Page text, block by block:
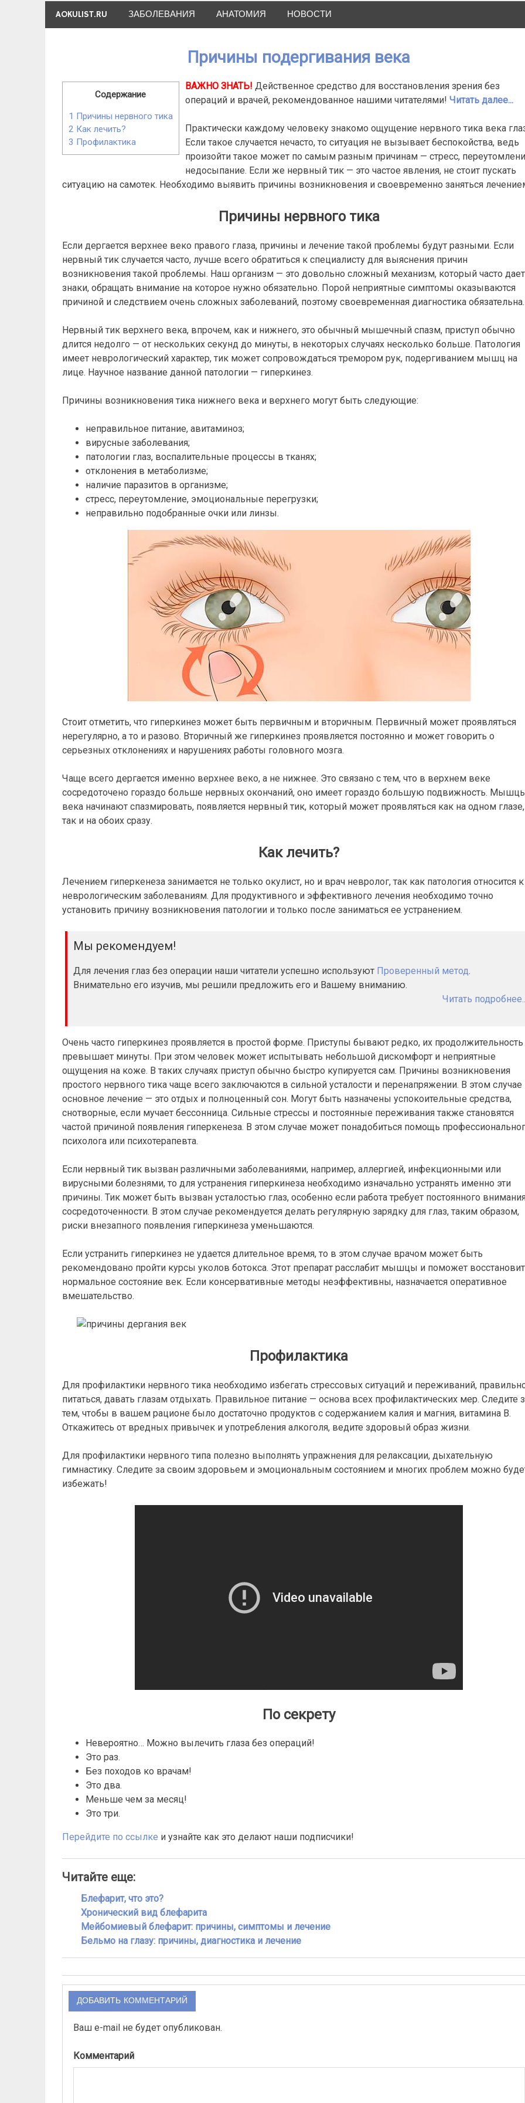
AOKULIST.RU ЗАБОЛЕВАНИЯ АНАТОМИЯ НОВОСТИ
Причины подергивания века
Содержание
1 Причины нервного тика
2 Как лечить?
3 Профилактика
ВАЖНО ЗНАТЬ! Действенное средство для восстановления зрения без
операций и врачей, рекомендованное нашими читателями! Читать далее...
Практически каждому человеку знакомо ощущение нервного тика века
Если такое случается нечасто, то ситуация не вызывает беспокойства, ведь
произойти такое может по самым разным причинам — стресс,
недосыпание. Если же нервный тик — это частое явления, не стоит пускать
ситуацию на самотек. Необходимо выявить причины возникновения и своевременно заняться
Причины нервного тика
Если дергается верхнее веко правого глаза, причины и лечение такой проблемы будут разными. Если
нервный тик случается часто, лучше всего обратиться к специалисту для выяснения причин
возникновения такой проблемы. Наш организм — это довольно сложный механизм, который часто дает
знаки, обращать внимание на которое нужно обязательно. Порой неприятные симптомы оказываются
причиной и следствием очень сложных заболеваний, поэтому своевременная диагностика обязательна.
Нервный тик верхнего века, впрочем, как и нижнего, это обычный мышечный спазм, приступ обычно
длится недолго — от нескольких секунд до минуты, в некоторых случаях несколько больше. Патология
имеет неврологический характер, тик может сопровождаться тремором рук, подергиванием мышц на
лице. Научное название данной патологии — гиперкинез.
Причины возникновения тика нижнего века и верхнего могут быть следующие:
неправильное питание, авитаминоз;
вирусные заболевания;
патологии глаз, воспалительные процессы в тканях;
отклонения в метаболизме;
наличие паразитов в организме;
стресс, переутомление, эмоциональные перегрузки;
неправильно подобранные очки или линзы.
Стоит отметить, что гиперкинез может быть первичным и вторичным. Первичный может проявляться
нерегулярно, а то и разово. Вторичный же гиперкинез проявляется постоянно и может говорить о
серьезных отклонениях и нарушениях работы головного мозга.
Чаще всего дергается именно верхнее веко, а не нижнее. Это связано с тем, что в верхнем веке
сосредоточено гораздо больше нервных окончаний, оно имеет гораздо большую подвижность.
века начинают спазмировать, появляется нервный тик, который может проявляться как на одном глазе,
так и на обоих сразу.
Как лечить?
Лечением гиперкенеза занимается не только окулист, но и врач невролог, так как патология относится к
неврологическим заболеваниям. Для продуктивного и эффективного лечения необходимо точно
установить причину возникновения патологии и только после заниматься ее устранением.
Мы рекомендуем!
Для лечения глаз без операции наши читатели успешно используют Проверенный метод.
Внимательно его изучив, мы решили предложить его и Вашему вниманию.
Читать подробнее...
Очень часто гиперкинез проявляется в простой форме. Приступы бывают редко, их продолжительность
превышает минуты. При этом человек может испытывать небольшой дискомфорт и неприятные
ощущения на коже. В таких случаях приступ обычно быстро купируется сам. Причины возникновения
простого нервного тика чаще всего заключаются в сильной усталости и перенапряжении. В этом случае
основное лечение — это отдых и полноценный сон. Могут быть назначены успокоительные средства,
снотворные, если мучает бессонница. Сильные стрессы и постоянные переживания также становятся
частой причиной появления гиперкенеза. В этом случае может понадобиться помощь
психолога или психотерапевта.
Если нервный тик вызван различными заболеваниями, например, аллергией, инфекционными или
вирусными болезнями, то для устранения гиперкинеза необходимо изначально устранять именно эти
причины. Тик может быть вызван усталостью глаз, особенно если работа требует постоянного
сосредоточенности. В этом случае рекомендуется делать регулярную зарядку для глаз, таким образом,
риски внезапного появления гиперкинеза уменьшаются.
Если устранить гиперкинез не удается длительное время, то в этом случае врачом может быть
рекомендовано пройти курсы уколов ботокса. Этот препарат расслабит мышцы и поможет
нормальное состояние век. Если консервативные методы неэффективны, назначается оперативное
вмешательство.
Профилактика
Для профилактики нервного тика необходимо избегать стрессовых ситуаций и переживаний,
питаться, давать глазам отдыхать. Правильное питание — основа всех профилактических мер. Следите
тем, чтобы в вашем рационе было достаточно продуктов с содержанием калия и магния, витамина В.
Откажитесь от вредных привычек и употребления алкоголя, ведите здоровый образ жизни.
Для профилактики нервного типа полезно выполнять упражнения для релаксации, дыхательную
гимнастику. Следите за своим здоровьем и эмоциональным состоянием и многих проблем можно
избежать!
По секрету
Невероятно… Можно вылечить глаза без операций!
Это раз.
Без походов ко врачам!
Это два.
Меньше чем за месяц!
Это три.
Перейдите по ссылке и узнайте как это делают наши подписчики!
Читайте еще:
Блефарит, что это?
Хронический вид блефарита
Мейбомиевый блефарит: причины, симптомы и лечение
Бельмо на глазу: причины, диагностика и лечение
ДОБАВИТЬ КОММЕНТАРИЙ
Ваш e-mail не будет опубликован.
Комментарий